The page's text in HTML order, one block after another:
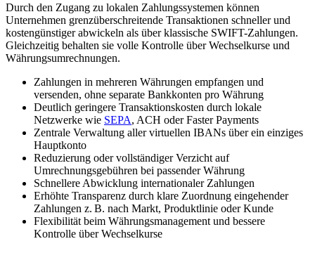
Durch den Zugang zu lokalen Zahlungssystemen können
Unternehmen grenzüberschreitende Transaktionen schneller und
kostengünstiger abwickeln als über klassische SWIFT-Zahlungen.
Gleichzeitig behalten sie volle Kontrolle über Wechselkurse und
Währungsumrechnungen.
Zahlungen in mehreren Währungen empfangen und
versenden, ohne separate Bankkonten pro Währung
Deutlich geringere Transaktionskosten durch lokale
Netzwerke wie SEPA, ACH oder Faster Payments
Zentrale Verwaltung aller virtuellen IBANs über ein einziges
Hauptkonto
Reduzierung oder vollständiger Verzicht auf
Umrechnungsgebühren bei passender Währung
Schnellere Abwicklung internationaler Zahlungen
Erhöhte Transparenz durch klare Zuordnung eingehender
Zahlungen z. B. nach Markt, Produktlinie oder Kunde
Flexibilität beim Währungsmanagement und bessere
Kontrolle über Wechselkurse